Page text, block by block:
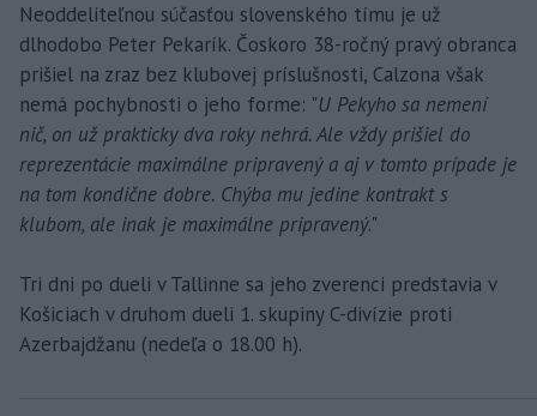
Neoddeliteľnou súčasťou slovenského tímu je už
dlhodobo Peter Pekarík. Čoskoro 38-ročný pravý obranca
prišiel na zraz bez klubovej príslušnosti, Calzona však
nemá pochybnosti o jeho forme: "U Pekyho sa nemení
nič, on už prakticky dva roky nehrá. Ale vždy prišiel do
reprezentácie maximálne pripravený a aj v tomto prípade je
na tom kondične dobre. Chýba mu jedine kontrakt s
klubom, ale inak je maximálne pripravený."
Tri dni po dueli v Tallinne sa jeho zverenci predstavia v
Košiciach v druhom dueli 1. skupiny C-divízie proti
Azerbajdžanu (nedeľa o 18.00 h).